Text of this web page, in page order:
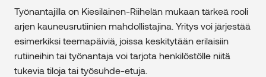
Työnantajilla on Kiesiläinen-Riihelän mukaan tärkeä rooli
arjen kauneusrutiinien mahdollistajina. Yritys voi järjestää
esimerkiksi teemapäiviä, joissa keskitytään erilaisiin
rutiineihin tai työnantaja voi tarjota henkilöstölle niitä
tukevia tiloja tai työsuhde-etuja.